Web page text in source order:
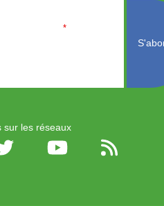
*
sur les réseaux